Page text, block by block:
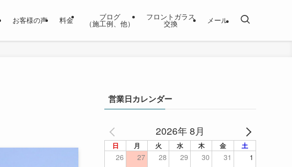
お客様の声 料金
ブログ
（施工例、他）
フロントガラス
交換
メール
営業日カレンダー
2026年 8月
日 月 火 水 木 金 土
26 27 28 29 30 31 1